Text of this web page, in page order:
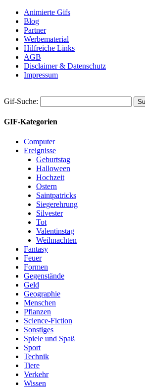
Animierte Gifs
Blog
Partner
Werbematerial
Hilfreiche Links
AGB
Disclaimer & Datenschutz
Impressum
Gif-Suche:
GIF-Kategorien
Computer
Ereignisse
Geburtstag
Halloween
Hochzeit
Ostern
Saintpatricks
Siegerehrung
Silvester
Tot
Valentinstag
Weihnachten
Fantasy
Feuer
Formen
Gegenstände
Geld
Geographie
Menschen
Pflanzen
Science-Fiction
Sonstiges
Spiele und Spaß
Sport
Technik
Tiere
Verkehr
Wissen